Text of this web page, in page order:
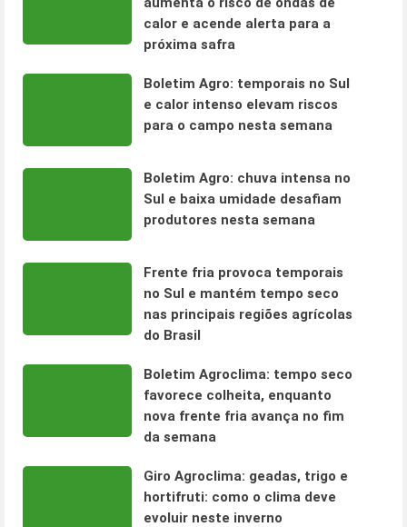
calor e acende alerta para a
próxima safra
Boletim Agro: temporais no Sul
e calor intenso elevam riscos
para o campo nesta semana
Boletim Agro: chuva intensa no
Sul e baixa umidade desafiam
produtores nesta semana
Frente fria provoca temporais
no Sul e mantém tempo seco
nas principais regiões agrícolas
do Brasil
Boletim Agroclima: tempo seco
favorece colheita, enquanto
nova frente fria avança no fim
da semana
Giro Agroclima: geadas, trigo e
hortifruti: como o clima deve
evoluir neste inverno